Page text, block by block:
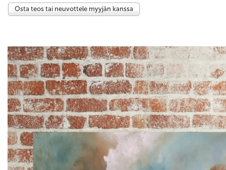
Osta teos tai neuvottele myyjän kanssa